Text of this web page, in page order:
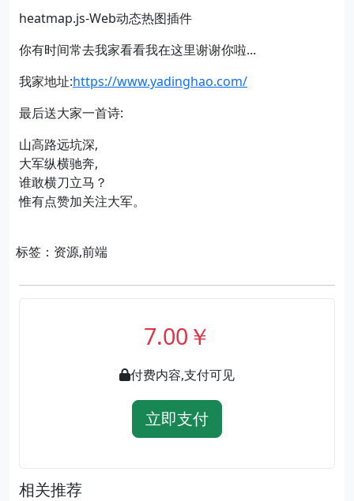
heatmap.js-Web动态热图插件
你有时间常去我家看看我在这里谢谢你啦...
我家地址:https://www.yadinghao.com/
最后送大家一首诗:
山高路远坑深,
大军纵横驰奔,
谁敢横刀立马？
惟有点赞加关注大军。
标签：资源,前端
7.00￥
付费内容,支付可见
立即支付
相关推荐